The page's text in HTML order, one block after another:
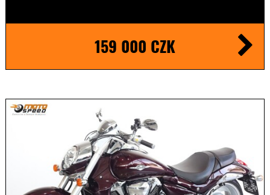
159 000 CZK